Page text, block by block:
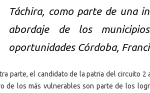
Táchira, como parte de una
abordaje de los
oportunidades Córdoba,
parte, el candidato de la patria del circuito 2
de los más vulnerables son parte de los